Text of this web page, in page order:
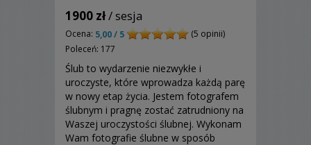
1900 zł/ sesja
Ocena: 5,00 / 5
(5 opinii)
Poleceń: 177
Ślub to wydarzenie niezwykłe i
uroczyste, które wprowadza każdą parę
w nowy etap życia. Jestem fotografem
ślubnym i pragnę zostać zatrudniony na
Waszej uroczystości ślubnej. Wykonam
Wam fotografie ślubne w sposób